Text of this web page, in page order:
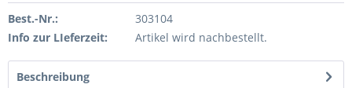
Best.-Nr.:
303104
Info zur LIeferzeit:
Artikel wird nachbestellt.
Beschreibung